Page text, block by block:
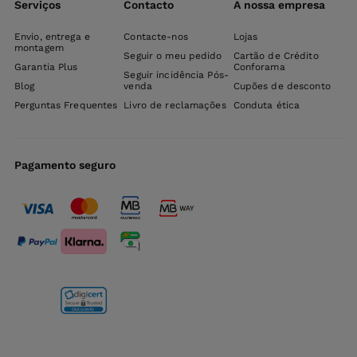
Serviços
Envio, entrega e
montagem
Garantia Plus
Blog
Perguntas Frequentes
Contacto
Contacte-nos
Seguir o meu pedido
Seguir incidência Pós-
venda
Livro de reclamações
A nossa empresa
Lojas
Cartão de Crédito
Conforama
Cupões de desconto
Conduta ética
Pagamento seguro